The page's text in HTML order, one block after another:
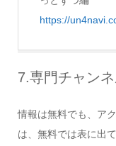
https://
7.専門チャン
情報は無料でも、ア
は、無料では表に出